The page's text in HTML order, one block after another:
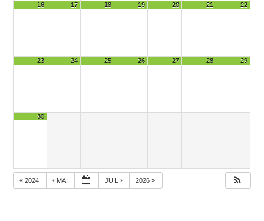
16 17 18 19 20 21 22
23 24 25 26 27 28 29
30
2024 MAI JUIL 2026